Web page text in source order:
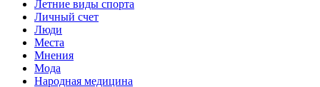
Летние виды спорта
Личный счет
Люди
Места
Мнения
Мода
Народная медицина